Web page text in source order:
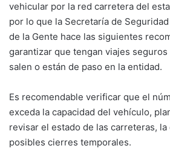
n
c
o
vehicular por la red carretera del
por lo que la Secretaría de
de la Gente hace las siguientes
garantizar que tengan viajes
salen o están de paso en la entidad.
Es recomendable verificar que el
exceda la capacidad del vehículo,
revisar el estado de las carreteras,
posibles cierres temporales.